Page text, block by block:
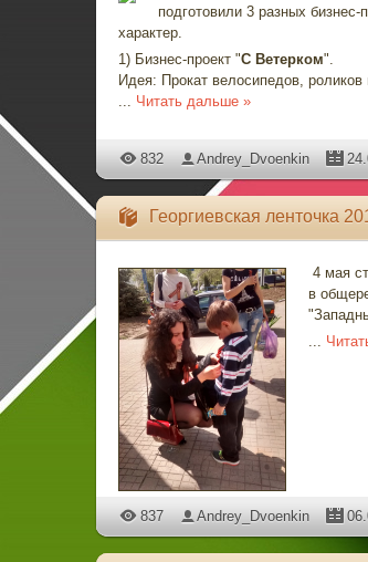
подготовили 3 разных
характер.
1) Бизнес-проект "С Ветерком".
Идея: Прокат велосипедов,
... Читать дальше »
832 Andrey_Dvoenkin
Георгиевская ленточка
4 мая
в
...
837 Andrey_Dvoenkin